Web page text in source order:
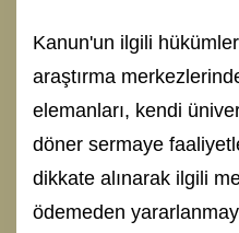
Kanun'un ilgili
araştırma
elemanları, kendi
döner sermaye
dikkate alınarak ilgili
ödemeden